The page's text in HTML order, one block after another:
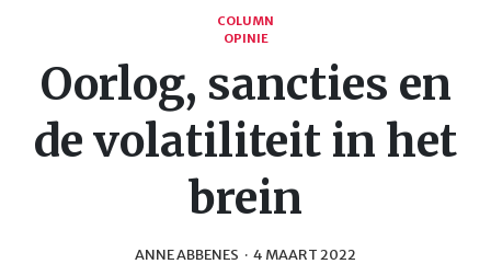
COLUMN
OPINIE
Oorlog, sancties en
de volatiliteit in het
brein
ANNE ABBENES · 4 MAART 2022